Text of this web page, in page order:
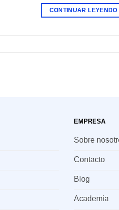
CONTINUAR LEYENDO
EMPRESA
Sobre
Contacto
Blog
Academia